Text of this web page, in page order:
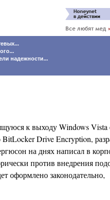
надежности...
к выходу Windows Vista
Drive Encryption,
на днях написал в
против внедрения
оформлено законодательно,